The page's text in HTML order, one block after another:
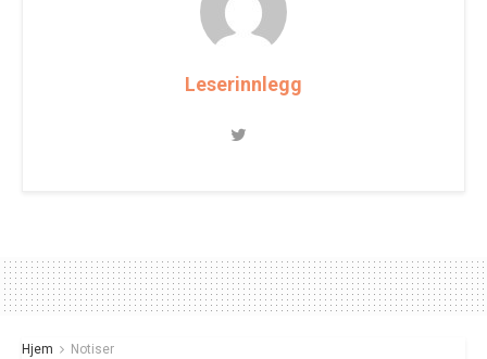
Leserinnlegg
Hjem Notiser